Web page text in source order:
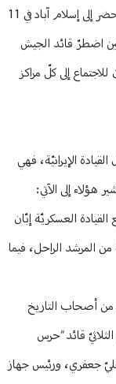
الوسيط الباكستانيّ اكتشف كم أنّ الوفد الإيرانيّ الذي حضر إلى إسلام آباد في 11
اضطرّ قائد الجيش
قضاء 3 أيّام في طهران للاجتماع إلى كلّ مراكز
الإيرانيّة، فهي
إلى الآتي:
العسكريّة إبّان
المرشد الراحل، فيما
من أصحاب التاريخ
قائد “حرس
جعفري، ورئيس جهاز